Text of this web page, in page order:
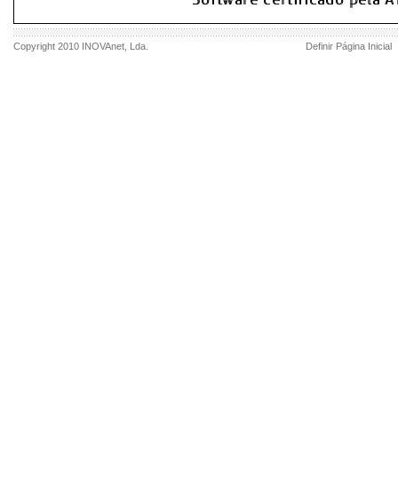
Copyright 2010 INOVAnet , Lda. Definir Página Inicial